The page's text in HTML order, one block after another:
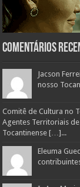
Comentários
Jacson
nosso
Comitê de Cultura no
Agentes Territoriais de
Tocantinense […]...
Eleuma